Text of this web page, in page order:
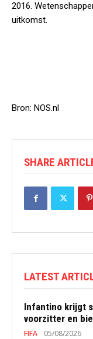
2016.
uitkomst.
Bron: NOS.nl
SHARE
LATEST
Infantino krijgt
voorzitter en
FIFA 05/08/2026